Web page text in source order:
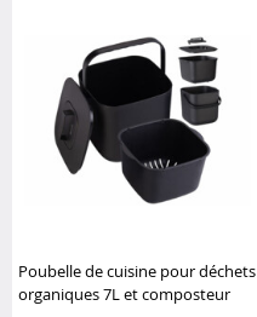
Poubelle de cuisine pour déchets
organiques 7L et composteur